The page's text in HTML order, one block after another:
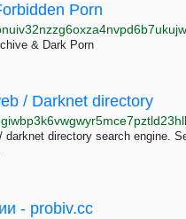
Porn
& Dark Porn
/ Darknet directory
darknet directory search engine.
- probiv.cc